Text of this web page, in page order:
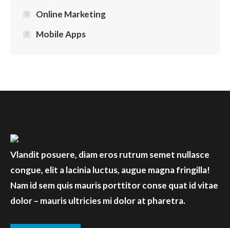
Online Marketing
Mobile Apps
Vlandit posuere, diam eros rutrum semet nullasce
congue, elit a lacinia luctus, augue magna fringilla!
Nam id sem quis mauris porttitor conse quat id vitae
dolor – mauris ultricies mi dolor at pharetra.